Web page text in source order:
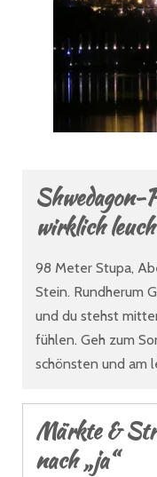
Shwedagon-
wirklich
98 Meter Stupa,
Stein. Rundherum
und du stehst
fühlen. Geh zum
schönsten und am
Märkte &
nach „ja“